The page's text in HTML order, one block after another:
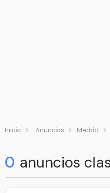
Inicio Anuncios Madrid
0 anuncios